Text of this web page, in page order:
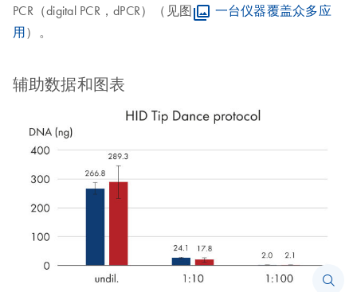
PCR（digital PCR，dPCR）（见图
一台仪器覆盖众多应
用）。
辅助数据和图表